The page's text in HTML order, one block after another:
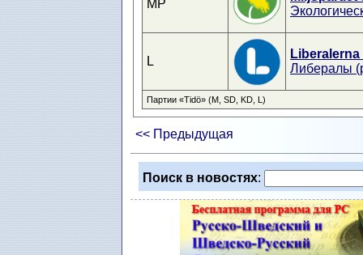
MP
L
Liberalerna
Либералы
Партии «Tidö» (M, SD, KD, L)
<< Предыдущая
Поиск в новостях: